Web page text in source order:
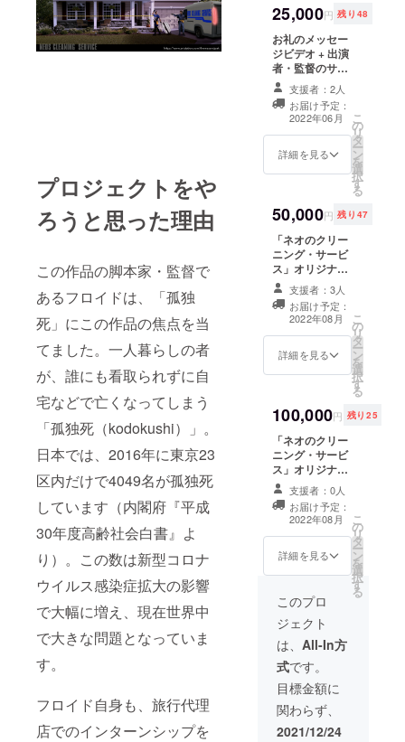
プロジェクトをや
ろうと思った理由
この作品の脚本家・監督で
あるフロイドは、「孤独
死」にこの作品の焦点を当
てました。一人暮らしの者
が、誰にも看取られずに自
宅などで亡くなってしまう
「孤独死（kodokushi）」。
日本では、2016年に東京23
区内だけで4049名が孤独死
しています（内閣府『平成
30年度高齢社会白書』よ
り）。この数は新型コロナ
ウイルス感染症拡大の影響
で大幅に増え、現在世界中
で大きな問題となっていま
す。
フロイド自身も、旅行代理
店でのインターンシップを
望のお名前をご
記入ください。
25,000円 残り48
お礼のメッセー
ジビデオ + 出演
者・監督のサイ
ン入りポスター
（PDF) + 撮影の
舞台裏写真
（JPEG）１０
枚 + エンドロー
ルへのお名前記
（PDF） ※支援
時、必ず備考欄
にご希望のお名
前をご記入くだ
さい。
支援者：2人
お届け予定：
2022年06月
詳細を見る
こ
の
リ
タ
ー
ン
を
選
択
す
る
50,000円 残り47
「ネオのクリー
ニング・サービ
ス」オリジナル
マグネット + 出
演者・監督のサ
イン入りポス
ター（PDF) + 撮
影の舞台裏写真
（JPEG）１０
アート入りオリ
ジナル脚本
（PDF） マグ
ネット：縦
70mm X 横
45mm 、単価
352円＋送料 ※支
援時、必ず備考
欄にご希望のお
ださい。
支援者：3人
お届け予定：
2022年08月
詳細を見る
こ
の
リ
タ
ー
ン
を
選
択
す
る
100,000円 残り25
「ネオのクリー
ニング・サービ
ス」オリジナル
エコバッグ A4サ
イズ + 出演者・
監督のサイン入
りポスター
（PDF) + 撮影の
舞台裏写真
ルへのお名前記
載 + サイン・
アート入りオリ
ジナル脚本
（PDF） エコ
バッグ：幅
300mm、高さ
550mm、持ち手
50mm ×
170mm（マチ
支援者：0人
お届け予定：
2022年08月
詳細を見る
こ
の
リ
タ
ー
ン
を
選
択
す
る
このプロ
ジェクト
は、 All-In方
式です。
目標金額に
関わらず、
2021/12/24